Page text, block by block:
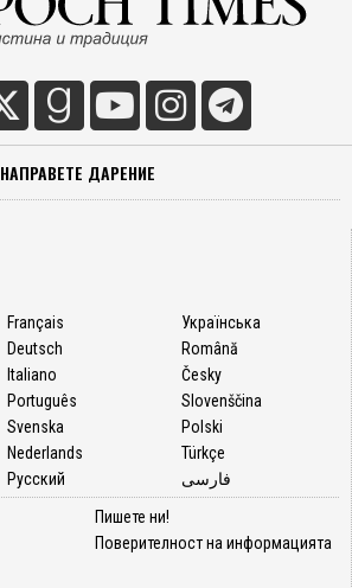
НАПРАВЕТЕ ДАРЕНИЕ
Français
Deutsch
Italiano
Português
Svenska
Nederlands
Русский
Українська
Română
Česky
Slovenščina
Polski
Türkçe
فارسی
Пишете ни!
Поверителност на информацията